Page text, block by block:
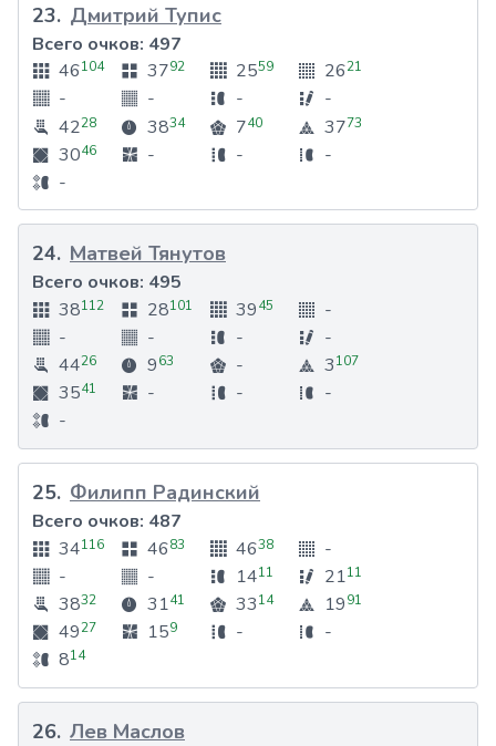
23. Дмитрий Тупис
Всего очков: 497
46104 3792 2559 2621
- - -
-
4228 3834 740 3773
3046 - -
-
-
24. Матвей Тянутов
Всего очков: 495
38112 28101 3945
-
-
- -
-
4426 963 - 3107
3541 - -
-
-
25. Филипп Радинский
Всего очков: 487
34116 4683 4638
-
-
- 1411 2111
3832 3141 3314 1991
4927 159 -
-
814
26. Лев Маслов